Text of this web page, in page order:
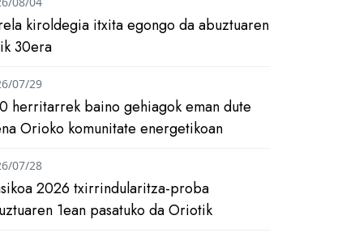
kiroldegia itxita egongo da abuztuaren
30era
herritarrek baino gehiagok eman dute
Orioko komunitate energetikoan
07/29
2026 txirrindularitza-proba
1ean pasatuko da Oriotik
07/28